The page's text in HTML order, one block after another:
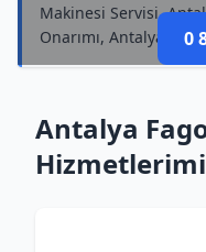
0
Makinesi Servisi,
Onarımı, Antalya
Antalya